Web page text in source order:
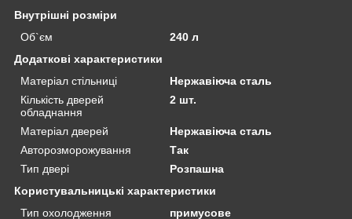
Внутрішні розміри
Об`єм
240 л
Додаткові характеристики
Матеріал стільниці
Нержавіюча сталь
Кількість дверей
обладнання
2 шт.
Матеріал дверей
Нержавіюча сталь
Авторозморожування
Так
Тип двері
Розпашна
Користувальницькі характеристики
Тип охолодження
примусове